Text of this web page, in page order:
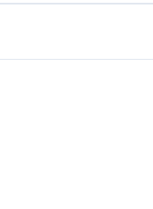
Tarbelli